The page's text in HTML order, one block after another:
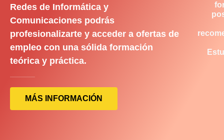
Redes de Informática y
Comunicaciones podrás
profesionalizarte y acceder a ofertas de
empleo con una sólida formación
teórica y práctica.
MÁS INFORMACIÓN